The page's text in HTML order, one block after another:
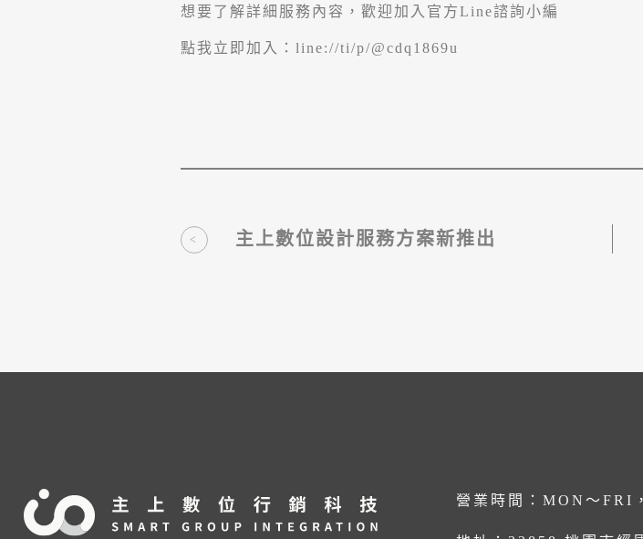
想要了解詳細服務內容，歡迎加入官方Line諮詢小編
點我立即加入： line://ti/p/@cdq1869u
主上數位設計服務方案新推出
營業時間：MON～FRI